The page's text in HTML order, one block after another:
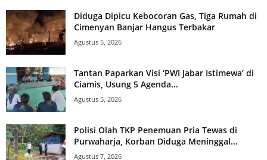
Diduga Dipicu Kebocoran Gas, Tiga Rumah di
Cimenyan Banjar Hangus Terbakar
Agustus 5, 2026
Tantan Paparkan Visi ‘PWI Jabar Istimewa’ di
Ciamis, Usung 5 Agenda...
Agustus 5, 2026
Polisi Olah TKP Penemuan Pria Tewas di
Purwaharja, Korban Diduga Meninggal...
Agustus 7, 2026